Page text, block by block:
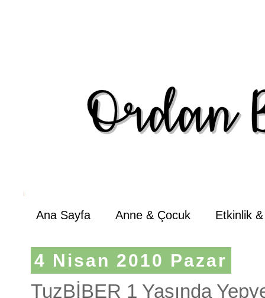
Ana Sayfa Anne & Çocuk Etkinlik
4 Nisan 2010 Pazar
TuzBİBER 1 Yaşında